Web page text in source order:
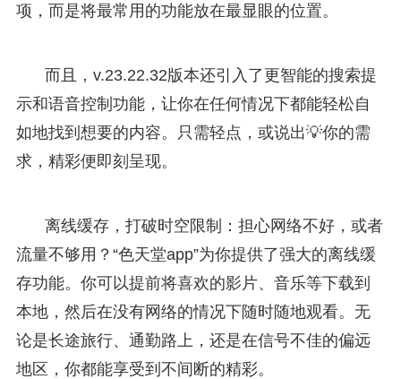
项，而是将最常用的功能放在最显眼的位置。
而且，v.23.22.32版本还引入了更智能的搜索提
示和语音控制功能，让你在任何情况下都能轻松自
如地找到想要的内容。只需轻点，或说出💡你的需
求，精彩便即刻呈现。
离线缓存，打破时空限制：担心网络不好，或者
流量不够用？“色天堂app”为你提供了强大的离线缓
存功能。你可以提前将喜欢的影片、音乐等下载到
本地，然后在没有网络的情况下随时随地观看。无
论是长途旅行、通勤路上，还是在信号不佳的偏远
地区，你都能享受到不间断的精彩。